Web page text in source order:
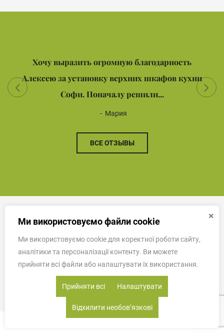
Хочу выразить огромную благодарность
Алексею за установку верхних шкафов кухни
Софи. Поначалу решили...
Мария
ВСЕ ОТЗЫВЫ
НАШИ ФАБРИКИ-ПАРТНЕРЫ ×
Ми використовуємо файли cookie
Ми використовуємо cookie для коректної роботи сайту,
аналітики та персоналізації контенту. Ви можете
прийняти всі файли або налаштувати їх використання.
Прийняти всі Налаштувати
Відхилити необовʼязкові